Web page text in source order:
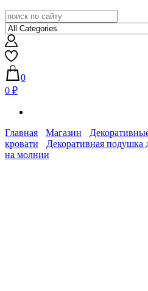
0
0 ₽
Главная Магазин
кровати
Декоративная подушка
на молнии